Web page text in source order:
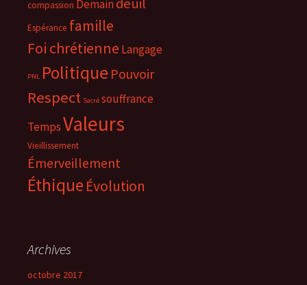
compassion Demain
Espérance famille
Foi chrétienne Langage
PNL Politique Pouvoir
Respect Sacré souffrance
TempsValeurs
Vieillissement
Émerveillement
Éthique Évolution
Archives
octobre 2017